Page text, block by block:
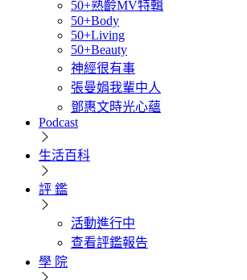
50+熟齡MV特輯
50+Body
50+Living
50+Beauty
神經很有事
張曼娟我輩中人
鄧惠文時光心蘊
Podcast
生活百科
評 鑑
活動進行中
查看評鑑報告
學 院